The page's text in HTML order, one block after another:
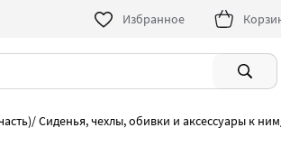
Избранное
/Сиденья, чехлы, обивки и аксессуары к ним